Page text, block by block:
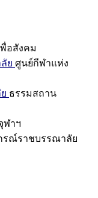
อสังคม
ย ศูนย์กีฬาแห่ง
ธรรมสถาน
ฬาฯ
รณ์ราชบรรณาลัย